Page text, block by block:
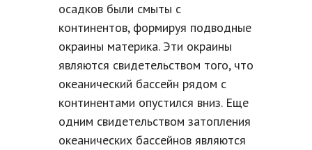
осадков были смыты с
континентов, формируя подводные
окраины материка. Эти окраины
являются свидетельством того, что
океанический бассейн рядом с
континентами опустился вниз. Еще
одним свидетельством затопления
океанических бассейнов являются